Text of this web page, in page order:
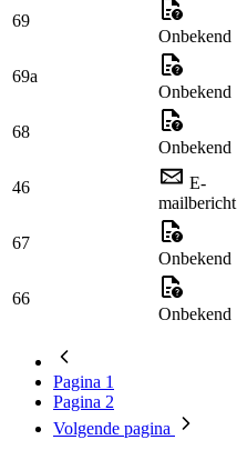
69
Onbekend
69a
Onbekend
68
Onbekend
46
E-
mailbericht
67
Onbekend
66
Onbekend
Pagina 1
Pagina 2
Volgende pagina